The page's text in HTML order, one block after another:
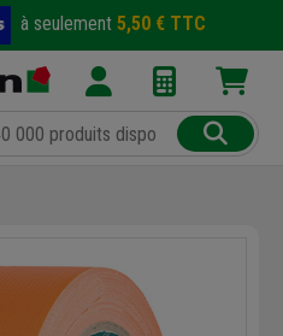
à seulement 5,50 € TTC